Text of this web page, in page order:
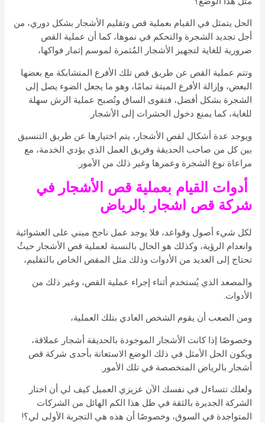
الحل يتمثل في القيام بعملية قص وتقليم الأشجار بشكل دوري، من
أجل تجديد الشجرة والتحكم في نموها، كما أن عملية القص
ضرورية للغاية لتجهيز الأشجار المُثمرة لموسم إثمار فواكها،
وتتم عملية القص عن طريق قص تلك الأفرع المتشابكة مع بعضها
البعض، وإزالة الأفرع الميتة تمامًا، وهو ما يجعل الضوء يصل إلى
الشجرة بشكل أفضل، فتقوى الساق وتُصبح عملية الرش سهلة
للغاية، كما يمنع دخول الحشرات إلى الأشجار.
ويوجد عدة أشكال لقص الأشجار، يتم اختيارها عن طريق التنسيق
بين كل من صاحب الحديقة وفريق العمل الذي يؤدي الخدمة، مع
مراعاة نوع الشجرة وعمرها وغير ذلك من الأمور.
أدوات القيام بعملية قص الأشجار في
شركة قص اشجار بالرياض
لكل شيء أصول وقواعد، فلا يوجد عمل ناجح مبني على العشوائية
وانعدام الرؤية، وكذلك هو الحال بالنسبة لعملية قص الأشجار حيثُ
تحتاج إلى العديد من الأدوات وذلك مثل المقص الخاص بالتقليم،
والمصعد الذي يُستخدم أثناء إجراء عملية القص، وغير ذلك من
الأدوات.
ومن الصعب أن يقوم الشخص العادي بتلك العملية،
وخصوصًا إذا كانت الأشجار الموجودة بالحديقة أشجار عملاقة،
ويكون الحل الأمثل في ذلك الوضع الاستعانة بأحدى شركة قص
أشجار بالرياض المتخصصة في تلك الأمور.
ولعلك تتساءل في نفسك الآن عزيزي العميل كيف لي أن اختار
الشركة الجديرة بالثقة في ظل هذا الكم الهائل من الشركات
المتواجدة في السوق، وخصوصًا أن هذه هي التجربة الأولى لي؟!